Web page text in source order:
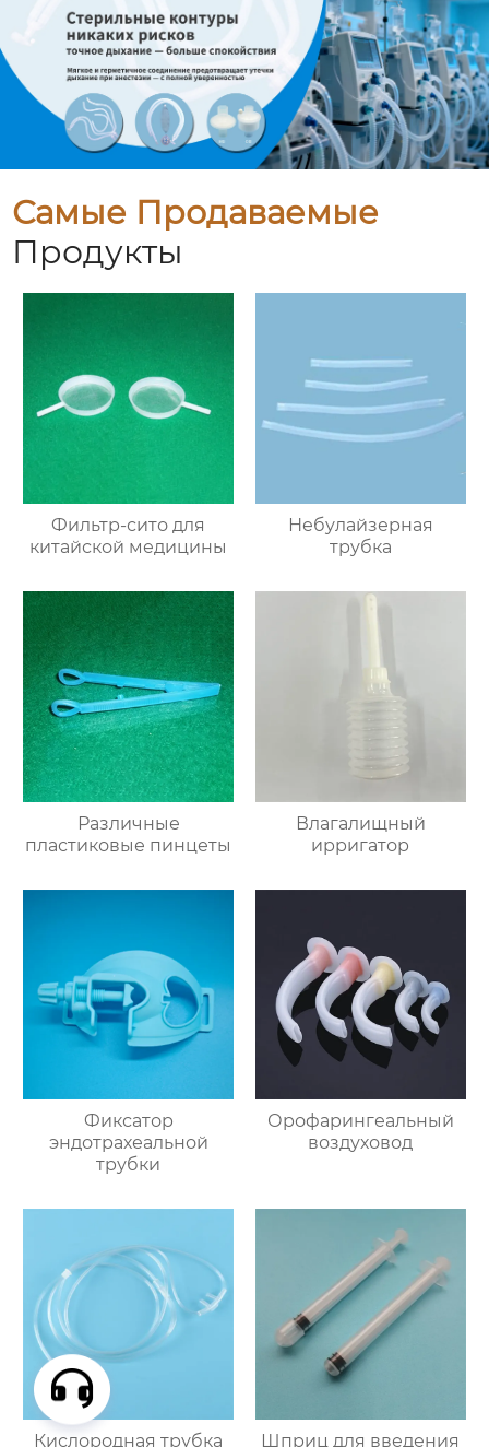
Самые Продаваемые
Продукты
Фильтр-сито для
китайской медицины
Небулайзерная
трубка
Различные
пластиковые пинцеты
Влагалищный
ирригатор
Фиксатор
эндотрахеальной
трубки
Орофарингеальный
воздуховод
Кислородная трубка
Шприц для введения